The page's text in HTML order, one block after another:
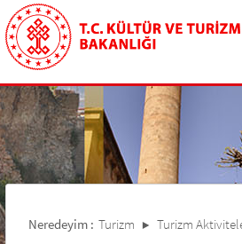
Neredeyim : Turizm Turizm